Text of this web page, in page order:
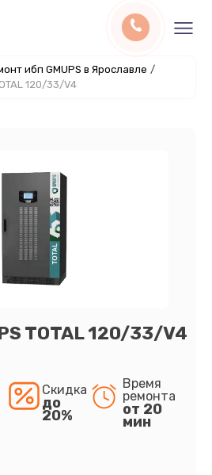
ибп GMUPS в Ярославле /
120/33/V4
TOTAL 120/33/V4
Скидка
до
20%
Время
ремонта
от 20
мин